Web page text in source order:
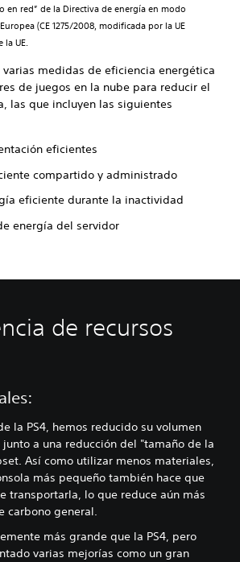
en red” de la Directiva de energía en modo
(CE 1275/2008, modificada por la UE
la UE.
medidas de eficiencia energética
de juegos en la nube para reducir el
las que incluyen las siguientes
eficientes
compartido y administrado
eficiente durante la inactividad
energía del servidor
de recursos
la PS4, hemos reducido su volumen
junto a una reducción del "tamaño de la
Así como utilizar menos materiales,
más pequeño también hace que
transportarla, lo que reduce aún más
carbono general.
más grande que la PS4, pero
varias mejorías como un gran